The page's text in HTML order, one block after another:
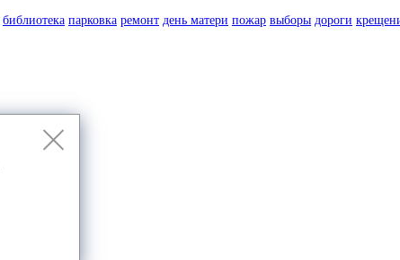
библиотека парковка ремонт день матери пожар выборы дороги